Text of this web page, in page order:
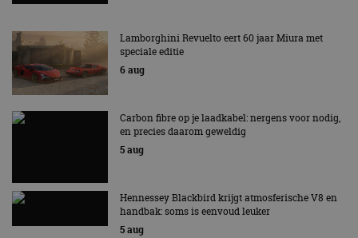
Lamborghini Revuelto eert 60 jaar Miura met
speciale editie
6 aug
Carbon fibre op je laadkabel: nergens voor nodig,
en precies daarom geweldig
5 aug
Hennessey Blackbird krijgt atmosferische V8 en
handbak: soms is eenvoud leuker
5 aug